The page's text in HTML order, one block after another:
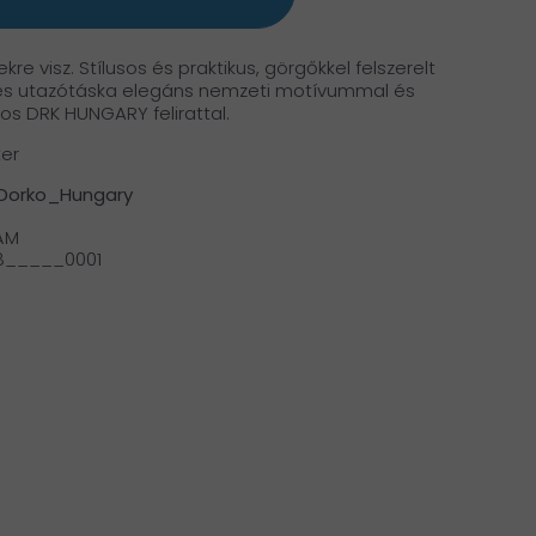
visz. Stílusos és praktikus, görgőkkel felszerelt
utazótáska elegáns nemzeti motívummal és
DRK HUNGARY felirattal.